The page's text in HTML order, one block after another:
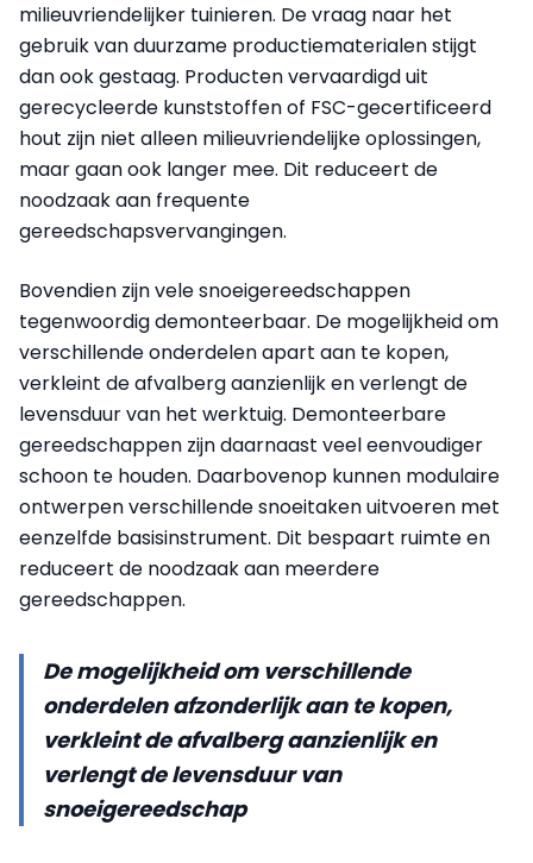
milieuvriendelijker tuinieren. De vraag naar het
gebruik van duurzame productiematerialen stijgt
dan ook gestaag. Producten vervaardigd uit
gerecycleerde kunststoffen of FSC-gecertificeerd
hout zijn niet alleen milieuvriendelijke oplossingen,
maar gaan ook langer mee. Dit reduceert de
noodzaak aan frequente
gereedschapsvervangingen.
Bovendien zijn vele snoeigereedschappen
tegenwoordig demonteerbaar. De mogelijkheid om
verschillende onderdelen apart aan te kopen,
verkleint de afvalberg aanzienlijk en verlengt de
levensduur van het werktuig. Demonteerbare
gereedschappen zijn daarnaast veel eenvoudiger
schoon te houden. Daarbovenop kunnen modulaire
ontwerpen verschillende snoeitaken uitvoeren met
eenzelfde basisinstrument. Dit bespaart ruimte en
reduceert de noodzaak aan meerdere
gereedschappen.
De mogelijkheid om verschillende
onderdelen afzonderlijk aan te kopen,
verkleint de afvalberg aanzienlijk en
verlengt de levensduur van
snoeigereedschap